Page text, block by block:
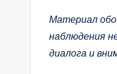
Материал
наблюдения
диалога и